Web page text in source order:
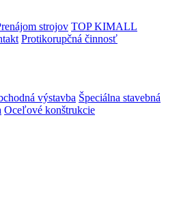
strojov TOP KIMALL
Protikorupčná činnosť
výstavba Špeciálna stavebná
Oceľové konštrukcie